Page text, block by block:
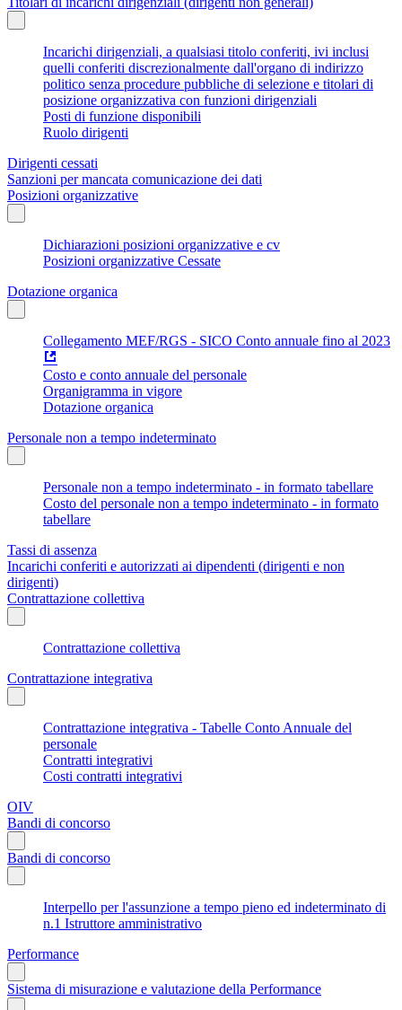
Incarichi dirigenziali, a qualsiasi titolo conferiti, ivi inclusi
quelli conferiti discrezionalmente dall'organo di indirizzo
politico senza procedure pubbliche di selezione e titolari di
posizione organizzativa con funzioni dirigenziali
Posti di funzione disponibili
Ruolo dirigenti
Dirigenti cessati
Sanzioni per mancata comunicazione dei dati
Posizioni organizzative
Dichiarazioni posizioni organizzative e cv
Posizioni organizzative Cessate
Dotazione organica
Collegamento MEF/RGS - SICO Conto annuale fino al 2023
Costo e conto annuale del personale
Organigramma in vigore
Dotazione organica
Personale non a tempo indeterminato
Personale non a tempo indeterminato - in formato tabellare
Costo del personale non a tempo indeterminato - in formato
tabellare
Tassi di assenza
Incarichi conferiti e autorizzati ai dipendenti (dirigenti e non
dirigenti)
Contrattazione collettiva
Contrattazione collettiva
Contrattazione integrativa
Contrattazione integrativa - Tabelle Conto Annuale del
personale
Contratti integrativi
Costi contratti integrativi
OIV
Bandi di concorso
Bandi di concorso
Interpello per l'assunzione a tempo pieno ed indeterminato di
n.1 Istruttore amministrativo
Performance
Sistema di misurazione e valutazione della Performance